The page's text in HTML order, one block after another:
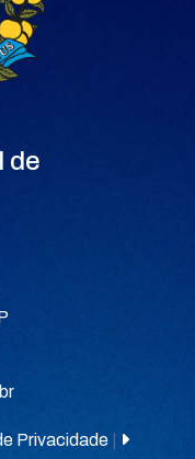
de
Privacidade